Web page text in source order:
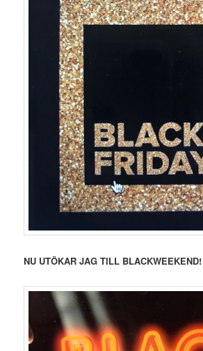
NU UTÖKAR JAG TILL BLACKWEEKEND!